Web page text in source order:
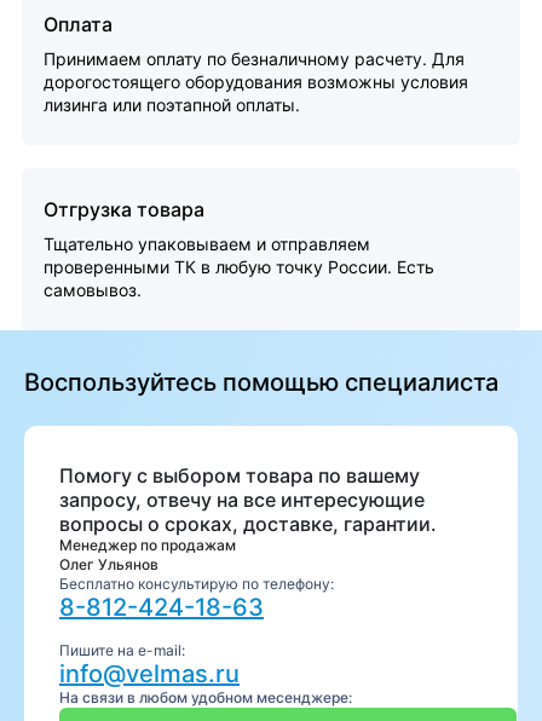
Оплата
Принимаем оплату по безналичному расчету. Для
дорогостоящего оборудования возможны условия
лизинга или поэтапной оплаты.
Отгрузка товара
Тщательно упаковываем и отправляем
проверенными ТК в любую точку России. Есть
самовывоз.
Воспользуйтесь помощью специалиста
Помогу с выбором товара по вашему
запросу, отвечу на все интересующие
вопросы о сроках, доставке, гарантии.
Менеджер по продажам
Олег Ульянов
Бесплатно консультирую по телефону:
8-812-424-18-63
Пишите на e-mail:
info@velmas.ru
На связи в любом удобном месенджере: